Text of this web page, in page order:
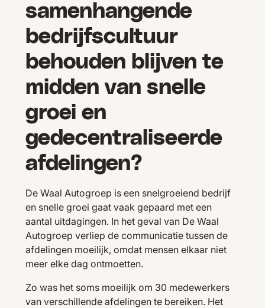
samenhangende
bedrijfscultuur
behouden blijven te
midden van snelle
groei en
gedecentraliseerde
afdelingen?
De Waal Autogroep is een snelgroeiend bedrijf
en snelle groei gaat vaak gepaard met een
aantal uitdagingen. In het geval van De Waal
Autogroep verliep de communicatie tussen de
afdelingen moeilijk, omdat mensen elkaar niet
meer elke dag ontmoetten.
Zo was het soms moeilijk om 30 medewerkers
van verschillende afdelingen te bereiken. Het